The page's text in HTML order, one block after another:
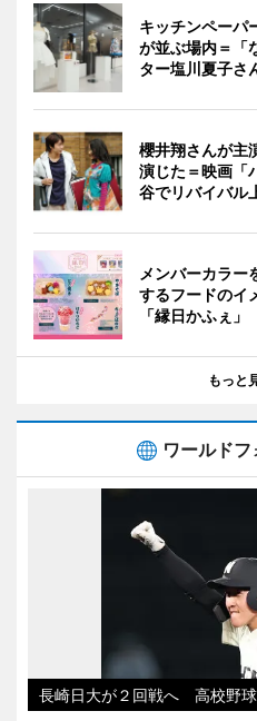
キッチンペーパ
が並ぶ場内＝「
ター塩川夏子さ
櫻井翔さんが主
演じた＝映画「
谷でリバイバル
メンバーカラー
するフードのイ
「縁日かふぇ」
もっと
ワールド
長崎日大が２回戦へ 高校野球